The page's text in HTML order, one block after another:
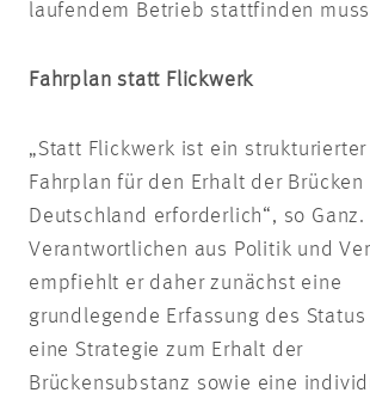
laufendem Betrieb stattfinden
Fahrplan statt Flickwerk
„Statt Flickwerk ist ein strukturierter
Fahrplan für den Erhalt der Brücken
Deutschland erforderlich“, so Ganz.
Verantwortlichen aus Politik und
empfiehlt er daher zunächst eine
grundlegende Erfassung des Status
eine Strategie zum Erhalt der
Brückensubstanz sowie eine